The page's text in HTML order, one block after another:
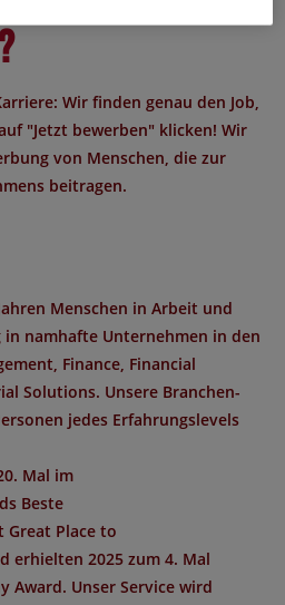
Wir finden genau den Job,
"Jetzt bewerben" klicken! Wir
von Menschen, die zur
beitragen.
Menschen in Arbeit und
namhafte Unternehmen in den
Finance, Financial
Solutions. Unsere Branchen-
jedes Erfahrungslevels
Mal im
Beste
Great Place to
erhielten 2025 zum 4. Mal
Award. Unser Service wird